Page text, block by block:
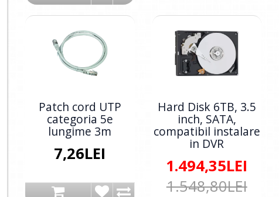
Patch cord UTP
categoria 5e
lungime 3m
7,26LEI
Hard Disk 6TB, 3.5
inch, SATA,
compatibil instalare
in DVR
1.494,35LEI
1.548,80LEI